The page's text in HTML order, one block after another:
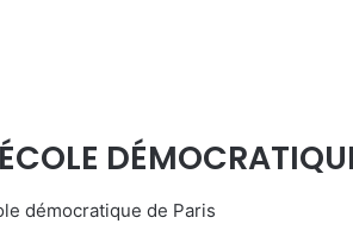
démocratique de Paris